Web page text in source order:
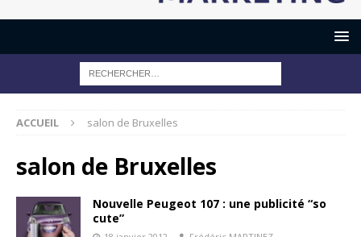
ACCUEIL salon de Bruxelles
salon de Bruxelles
Nouvelle Peugeot 107 : une publicité “so
cute”